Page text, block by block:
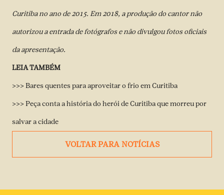
Curitiba no ano de 2015. Em 2018, a produção do cantor não
autorizou a entrada de fotógrafos e não divulgou fotos oficiais
da apresentação.
LEIA TAMBÉM
>>> Bares quentes para aproveitar o frio em Curitiba
>>> Peça conta a história do herói de Curitiba que morreu por
salvar a cidade
VOLTAR PARA NOTÍCIAS